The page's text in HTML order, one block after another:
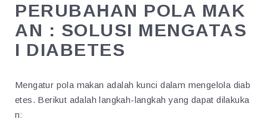
PERUBAHAN POLA MAK
AN : SOLUSI MENGATAS
I DIABETES
Mengatur pola makan adalah kunci dalam mengelola diab
etes. Berikut adalah langkah-langkah yang dapat dilakuka
n: